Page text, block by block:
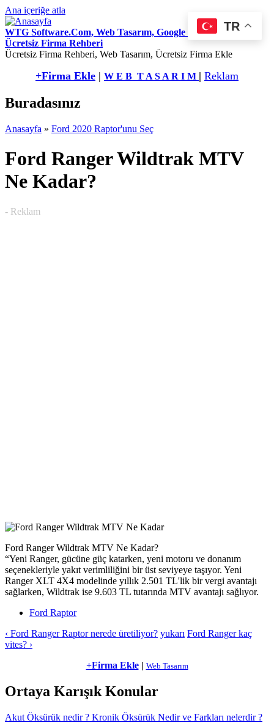
Ana içeriğe atla
WTG Software.Com, Web Tasarım, Google Seo Hizmetleri,
Ücretsiz Firma Rehberi
Ücretsiz Firma Rehberi, Web Tasarım, Ücretsiz Firma Ekle
+Firma Ekle | W E B T A S A R I M | Reklam
Buradasınız
Anasayfa » Ford 2020 Raptor'unu Seç
Ford Ranger Wildtrak MTV
Ne Kadar?
- Reklam
Ford Ranger Wildtrak MTV Ne Kadar?
“Yeni Ranger, gücüne güç katarken, yeni motoru ve donanım
seçenekleriyle yakıt verimliliğini bir üst seviyeye taşıyor. Yeni
Ranger XLT 4X4 modelinde yıllık 2.501 TL'lik bir vergi avantajı
sağlarken, Wildtrak ise 9.603 TL tutarında MTV avantajı sağlıyor.
Ford Raptor
‹ Ford Ranger Raptor nerede üretiliyor? yukarı Ford Ranger kaç
vites? ›
+Firma Ekle | Web Tasarım
TR
Ortaya Karışık Konular
Akut Öksürük nedir ? Kronik Öksürük Nedir ve Farkları nelerdir ?